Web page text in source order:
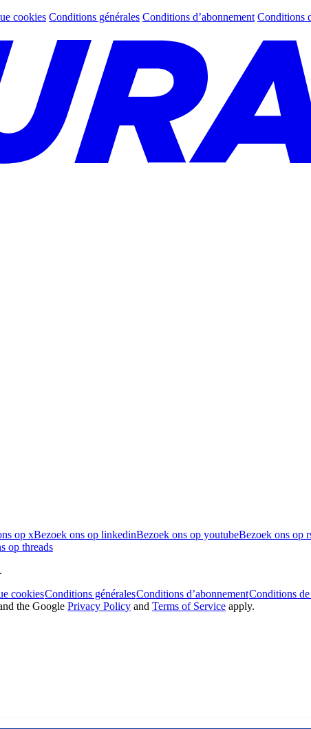
cookies Conditions générales Conditions d’abonnement Conditions
op xBezoek ons op linkedinBezoek ons op youtubeBezoek ons op
op threads
cookiesConditions généralesConditions d’abonnementConditions
the Google Privacy Policy and Terms of Service apply.